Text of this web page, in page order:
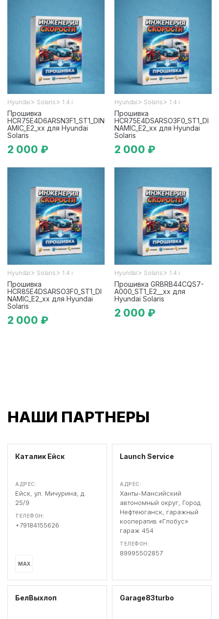
Hyundai > Solaris > 1.4 i
Прошивка
HCR75E4D6ARSN3F1_ST1_DIN
AMIC_E2_xx для Hyundai
Solaris
2 000 ₽
Hyundai > Solaris > 1.4 i
Прошивка
HCR75E4DSARSO3F0_ST1_DI
NAMIC_E2_xx для Hyundai
Solaris
2 000 ₽
Hyundai > Solaris > 1.4 i
Прошивка
HCR85E4DSARSO3F0_ST1_DI
NAMIC_E2_xx для Hyundai
Solaris
2 000 ₽
Hyundai > Solaris > 1.4 i
Прошивка GRBRB44CQS7-
A000_ST1_E2__xx для
Hyundai Solaris
2 000 ₽
НАШИ ПАРТНЕРЫ
Каталик Ейск
АДРЕС:
Ейск, ул. Мичурина, д.
25/9
ТЕЛЕФОН:
+79184155626
MAX
Launch Service
АДРЕС:
Ханты-Мансийский
автономный округ, Город
Нефтеюганск, гаражный
кооператив «Глобус»
гараж 454
ТЕЛЕФОН:
89995502857
БелВыхлоп Garage83turbo